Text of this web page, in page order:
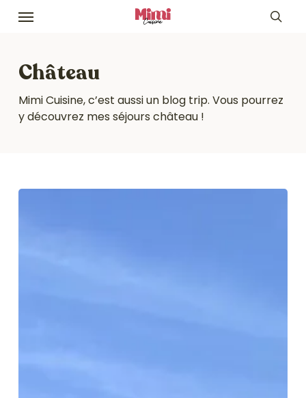
Skip
content
Menu
Château
Mimi Cuisine, c’est aussi un blog trip. Vous pourrez
y découvrez mes séjours château !